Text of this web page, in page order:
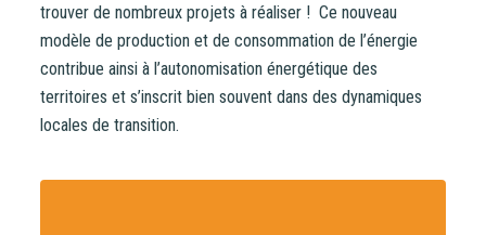
trouver de nombreux projets à réaliser ! Ce nouveau
modèle de production et de consommation de l’énergie
contribue ainsi à l’autonomisation énergétique des
territoires et s’inscrit bien souvent dans des dynamiques
locales de transition.